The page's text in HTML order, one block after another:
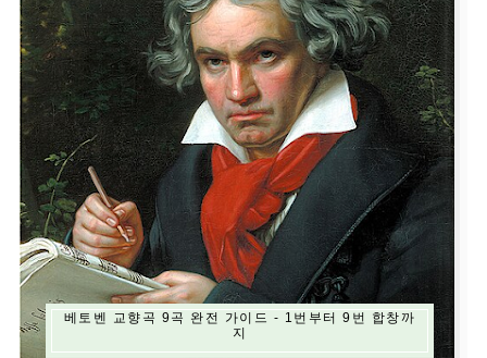
베토벤 교향곡 9곡 완전 가이드 - 1번부터 9번 합창까
지